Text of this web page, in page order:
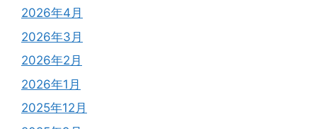
2026年4月
2026年3月
2026年2月
2026年1月
2025年12月